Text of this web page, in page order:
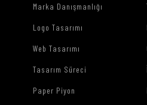
Marka Danışmanlığı
Logo Tasarımı
Web Tasarımı
Tasarım Süreci
Paper Piyon